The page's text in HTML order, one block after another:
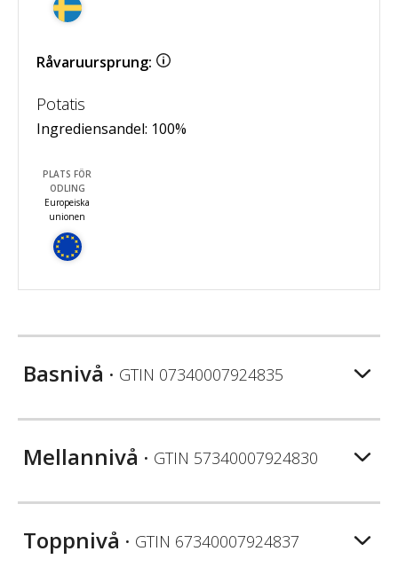
Råvaruursprung:
Potatis
Ingrediensandel: 100%
PLATS FÖR
ODLING
Europeiska
unionen
Basnivå • GTIN 07340007924835
Mellannivå • GTIN 57340007924830
Toppnivå • GTIN 67340007924837